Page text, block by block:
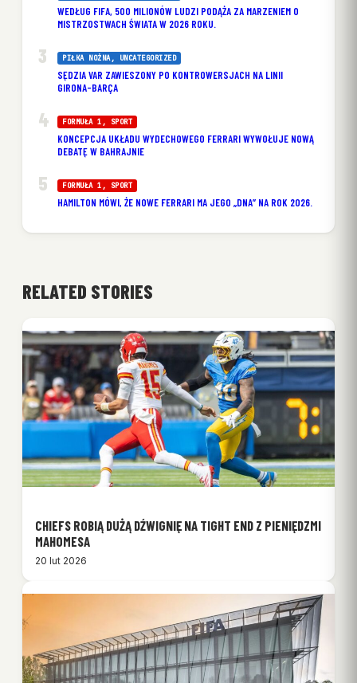
WEDŁUG FIFA, 500 MILIONÓW LUDZI PODĄŻA ZA MARZENIEM O
MISTRZOSTWACH ŚWIATA W 2026 ROKU.
PIŁKA NOŻNA, UNCATEGORIZED
SĘDZIA VAR ZAWIESZONY PO KONTROWERSJACH NA LINII
GIRONA-BARÇA
FORMUŁA 1 , SPORT
KONCEPCJA UKŁADU WYDECHOWEGO FERRARI WYWOŁUJE NOWĄ
DEBATĘ W BAHRAJNIE
FORMUŁA 1 , SPORT
HAMILTON MÓWI, ŻE NOWE FERRARI MA JEGO „DNA” NA ROK 2026.
RELATED STORIES
CHIEFS ROBIĄ DUŻĄ DŹWIGNIĘ NA TIGHT END Z PIENIĘDZMI
MAHOMESA
20 lut 2026